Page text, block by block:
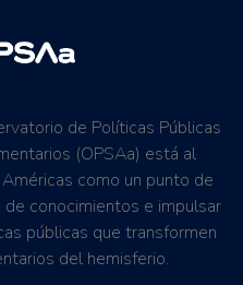
de Políticas Públicas
(OPSAa) está al
como un punto de
conocimientos e impulsar
públicas que transformen
del hemisferio.